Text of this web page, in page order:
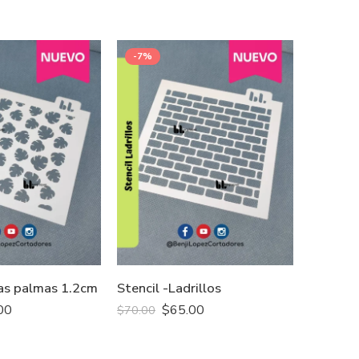
palmas 1.2cm
-7%
Stencil -Ladrillos
$70.00 $65.00